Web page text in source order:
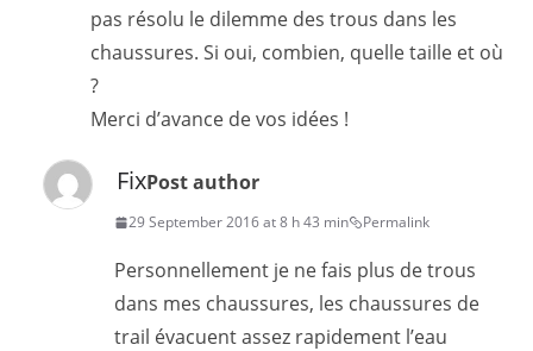
pas résolu le dilemme des trous dans les
chaussures. Si oui, combien, quelle taille et où
?
Merci d’avance de vos idées !
FixPost author
29 September 2016 at 8 h 43 min Permalink
Personnellement je ne fais plus de trous
dans mes chaussures, les chaussures de
trail évacuent assez rapidement l’eau